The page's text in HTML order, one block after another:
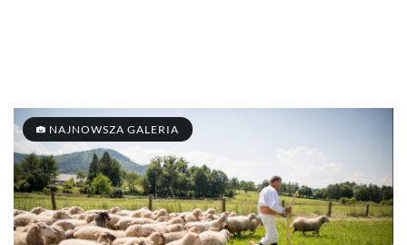
NAJNOWSZA GALERIA